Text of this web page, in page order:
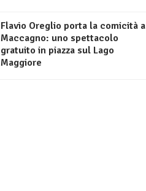
Flavio Oreglio porta la comicità a
Maccagno: uno spettacolo
gratuito in piazza sul Lago
Maggiore